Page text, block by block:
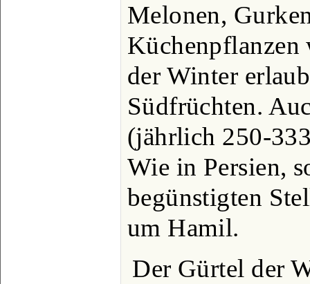
Melonen,
Küchenpflanzen
der Winter
Südfrüchten.
(jährlich 250-
Wie in Persien,
begünstigten
um Hamil.
Der Gürtel der